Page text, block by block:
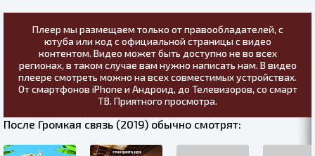
Плеер мы размещаем только от правообладателей, с
ютуба или код с официальной страницы с видео
контентом. Видео может быть доступно не во всех
регионах, в таком случае вам нужно написать нам. В видео
плеере смотреть можно на всех совместимых устройствах.
От смартфонов iPhone и Андроид, до Телевизоров, со смарт
ТВ. Приятного просмотра.
После Громкая связь (2019) обычно смотрят: